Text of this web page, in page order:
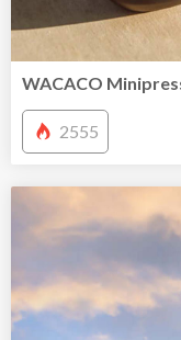
WACACO
2555